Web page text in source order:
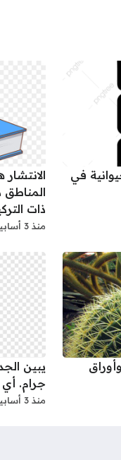
في
المناطق
ذات
منذ 3 أسابيع
يبين
جرام. أي
منذ 3 أسابيع